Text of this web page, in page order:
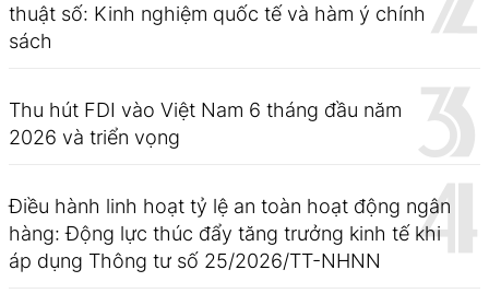
thuật số: Kinh nghiệm quốc tế và hàm ý chính
sách
Thu hút FDI vào Việt Nam 6 tháng đầu năm
2026 và triển vọng
Điều hành linh hoạt tỷ lệ an toàn hoạt động ngân
hàng: Động lực thúc đẩy tăng trưởng kinh tế khi
áp dụng Thông tư số 25/2026/TT-NHNN